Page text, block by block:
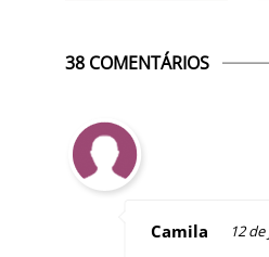
38 COMENTÁRIOS
Camila
12